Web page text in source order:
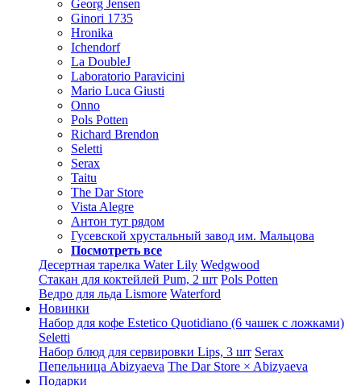
Georg Jensen
Ginori 1735
Hronika
Ichendorf
La DoubleJ
Laboratorio Paravicini
Mario Luca Giusti
Onno
Pols Potten
Richard Brendon
Seletti
Serax
Taitu
The Dar Store
Vista Alegre
Антон тут рядом
Гусевской хрустальный завод им. Мальцова
Посмотреть все
Десертная тарелка Water Lily Wedgwood
Стакан для коктейлей Pum, 2 шт Pols Potten
Ведро для льда Lismore Waterford
Новинки
Набор для кофе Estetico Quotidiano (6 чашек с ложками)
Seletti
Набор блюд для сервировки Lips, 3 шт Serax
Пепельница Abizyaeva The Dar Store × Abizyaeva
Подарки